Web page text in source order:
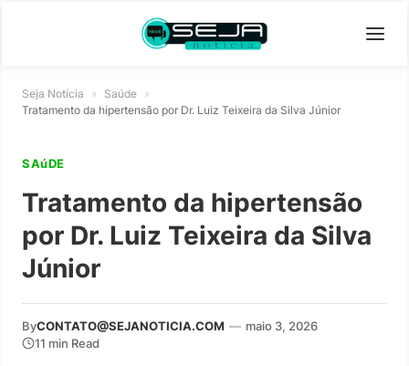
Seja Notícia » Saúde »
Tratamento da hipertensão por Dr. Luiz Teixeira da Silva Júnior
SAúDE
Tratamento da hipertensão
por Dr. Luiz Teixeira da Silva
Júnior
ByCONTATO@SEJANOTICIA.COM — maio 3, 2026
11 min Read